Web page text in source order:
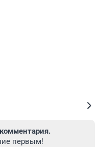
первым!